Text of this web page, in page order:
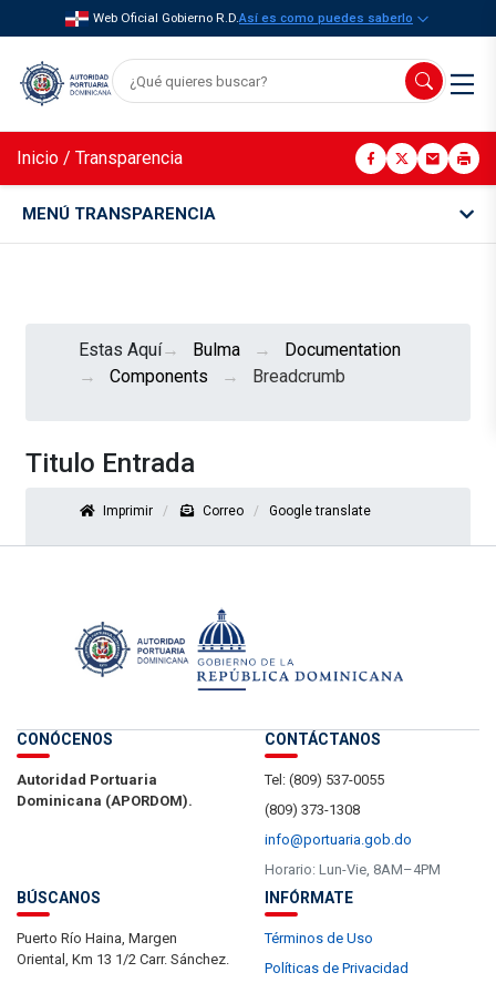
Web Oficial Gobierno R.D.Así es como puedes saberlo
Inicio / Transparencia
MENÚ TRANSPARENCIA
Estas Aquí Bulma
Documentation
Components
Breadcrumb
Titulo Entrada
Imprimir Correo Google translate
CONÓCENOS
Autoridad Portuaria
Dominicana (APORDOM).
CONTÁCTANOS
Tel: (809) 537-0055
(809) 373-1308
info@portuaria.gob.do
Horario: Lun-Vie, 8AM–4PM
BÚSCANOS
Puerto Río Haina, Margen
Oriental, Km 13 1/2 Carr. Sánchez.
INFÓRMATE
Términos de Uso
Políticas de Privacidad